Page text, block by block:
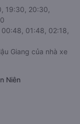
19:30, 20:30,
01:48, 02:18,
Giang của nhà xe
Niên